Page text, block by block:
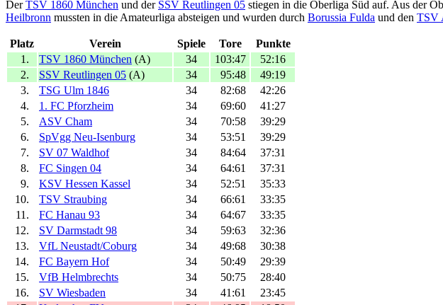
DerTSV 1860 München und der SSV Reutlingen 05 stiegen in die Oberliga Süd auf. Aus der
Heilbronn mussten in die Amateurliga absteigen und wurden durch Borussia Fulda und den TSV
Platz Verein Spiele Tore
Punkte
1.
TSV 1860 München (A) 34 103:47
52:16
2.
SSV Reutlingen 05 (A) 34 95:48
49:19
3.
TSG Ulm 1846 34 82:68
42:26
4.
1. FC Pforzheim 34 69:60
41:27
5.
ASV Cham 34 70:58
39:29
6.
SpVgg Neu-Isenburg 34 53:51
39:29
7.
SV 07 Waldhof 34 84:64
37:31
8.
FC Singen 04 34 64:61
37:31
9.
KSV Hessen Kassel 34 52:51
35:33
10.
TSV Straubing 34 66:61
33:35
11.
FC Hanau 93 34 64:67
33:35
12.
SV Darmstadt 98 34 59:63
32:36
13.
VfL Neustadt/Coburg 34 49:68
30:38
14.
FC Bayern Hof 34 50:49
29:39
15.
VfB Helmbrechts 34 50:75
28:40
16.
SV Wiesbaden 34 41:61
23:45